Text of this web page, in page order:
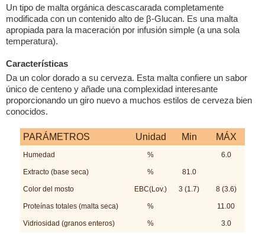
Un tipo de malta orgánica descascarada completamente
modificada con un contenido alto de β-Glucan. Es una malta
apropiada para la maceración por infusión simple (a una sola
temperatura).
Características
Da un color dorado a su cerveza. Esta malta confiere un sabor
único de centeno y añade una complexidad interesante
proporcionando un giro nuevo a muchos estilos de cerveza bien
conocidos.
PARÁMETROS Unidad Min MÁX
Humedad % 6.0
Extracto (base seca) % 81.0
Color del mosto EBC(Lov.) 3 (1.7) 8 (3.6)
Proteínas totales (malta seca) % 11.00
Vidriosidad (granos enteros) % 3.0